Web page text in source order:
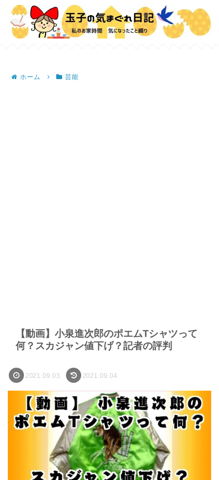
ホーム 芸能
【動画】小泉進次郎のポエムTシャツって
何？スカジャン値下げ？記者の評判
2021.09.03 2021.09.04